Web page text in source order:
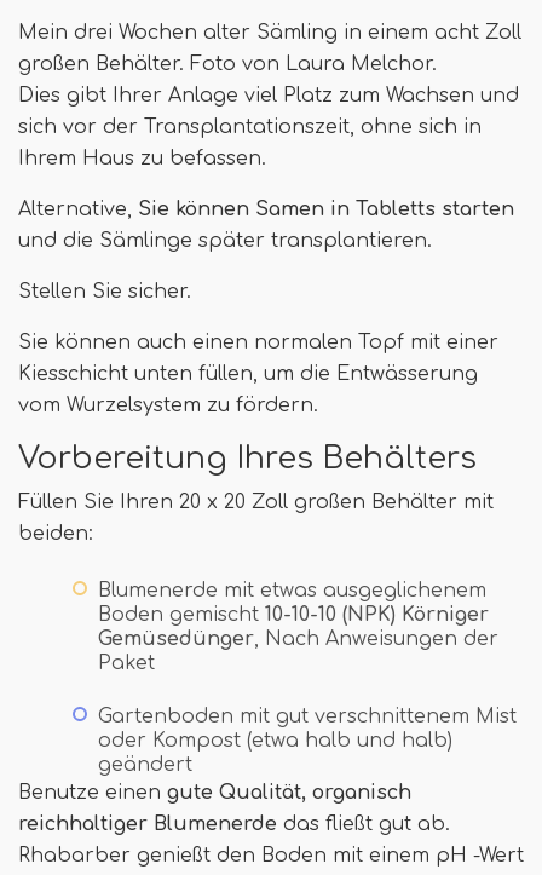
Mein drei Wochen alter Sämling in einem acht Zoll
großen Behälter. Foto von Laura Melchor.
Dies gibt Ihrer Anlage viel Platz zum Wachsen und
sich vor der Transplantationszeit, ohne sich in
Ihrem Haus zu befassen.
Alternative, Sie können Samen in Tabletts starten
und die Sämlinge später transplantieren.
Stellen Sie sicher.
Sie können auch einen normalen Topf mit einer
Kiesschicht unten füllen, um die Entwässerung
vom Wurzelsystem zu fördern.
Vorbereitung Ihres Behälters
Füllen Sie Ihren 20 x 20 Zoll großen Behälter mit
beiden:
Blumenerde mit etwas ausgeglichenem
Boden gemischt 10-10-10 (NPK) Körniger
Gemüsedünger, Nach Anweisungen der
Paket
Gartenboden mit gut verschnittenem Mist
oder Kompost (etwa halb und halb)
geändert
Benutze einen gute Qualität, organisch
reichhaltiger Blumenerde das fließt gut ab.
Rhabarber genießt den Boden mit einem pH -Wert